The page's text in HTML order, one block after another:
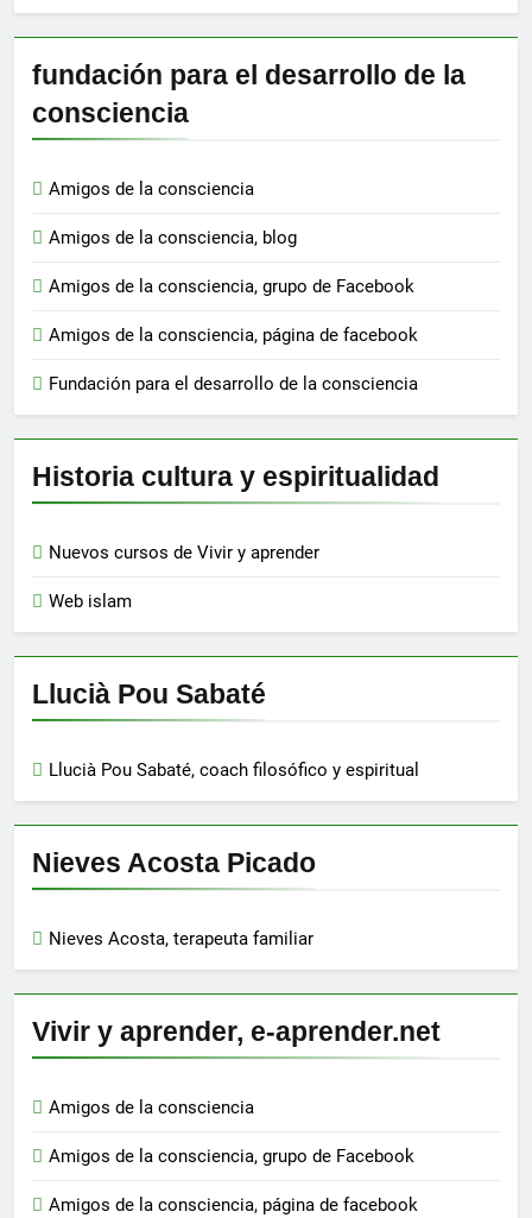
fundación para el desarrollo de la
consciencia
Amigos de la consciencia
Amigos de la consciencia, blog
Amigos de la consciencia, grupo de Facebook
Amigos de la consciencia, página de facebook
Fundación para el desarrollo de la consciencia
Historia cultura y espiritualidad
Nuevos cursos de Vivir y aprender
Web islam
Llucià Pou Sabaté
Llucià Pou Sabaté, coach filosófico y espiritual
Nieves Acosta Picado
Nieves Acosta, terapeuta familiar
Vivir y aprender, e-aprender.net
Amigos de la consciencia
Amigos de la consciencia, grupo de Facebook
Amigos de la consciencia, página de facebook